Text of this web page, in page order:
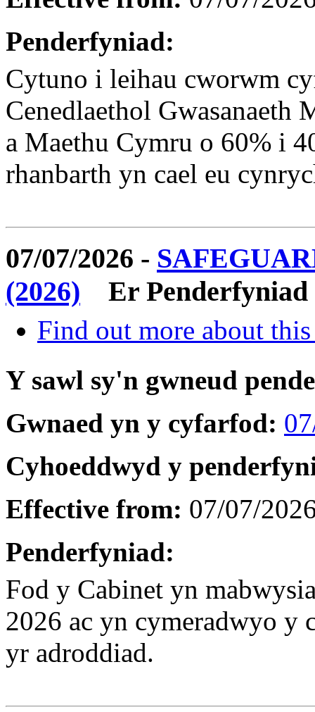
Penderfyniad:
Cytuno i leihau cworwm
Cenedlaethol Gwasanaeth
a Maethu Cymru o 60% i
rhanbarth yn cael eu
07/07/2026 -
(2026)
Er Penderfyniad
Find out more about
Y sawl sy'n gwneud
Gwnaed yn y cyfarfod:
Cyhoeddwyd y
Effective from: 07/07/
Penderfyniad:
Fod y Cabinet yn
2026 ac yn cymeradwyo y
yr adroddiad.